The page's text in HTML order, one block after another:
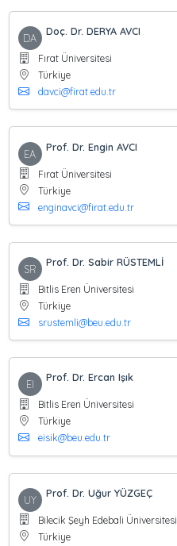
DA
Doç. Dr. DERYA AVCI
Fırat Üniversitesi
Türkiye
davci@firat.edu.tr
EA
Prof. Dr. Engin AVCI
Fırat Üniversitesi
Türkiye
enginavci@firat.edu.tr
SR
Prof. Dr. Sabir RÜSTEMLİ
Bitlis Eren Üniversitesi
Türkiye
srustemli@beu.edu.tr
EI
Prof. Dr. Ercan Işık
Bitlis Eren Üniversitesi
Türkiye
eisik@beu.edu.tr
UY
Prof. Dr. Uğur YÜZGEÇ
Bilecik Şeyh Edebali Üniversitesi
Türkiye